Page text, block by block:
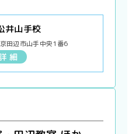
井山手校
田辺市山手中央1番6
細